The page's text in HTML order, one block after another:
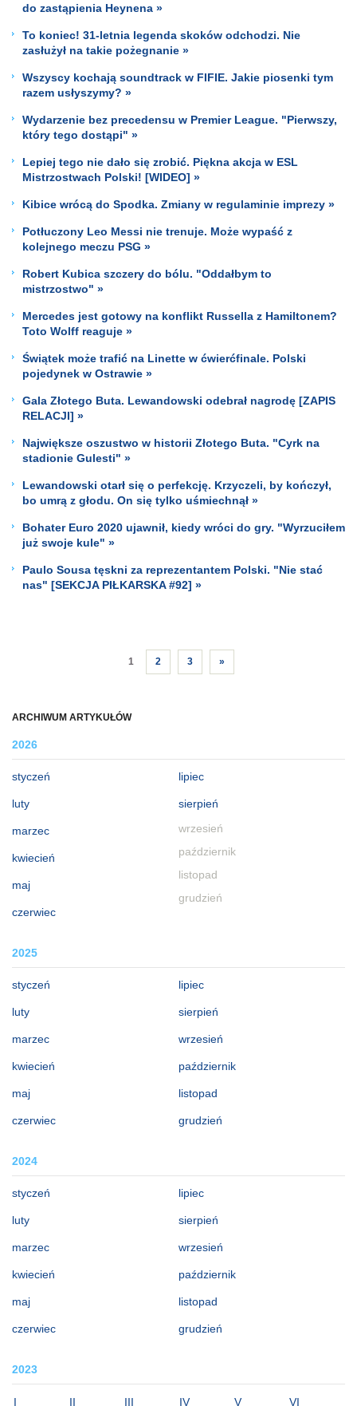
ARCHIWUM ARTYKUŁÓW
2026
styczeń
luty
marzec
kwiecień
maj
czerwiec
lipiec
sierpień
wrzesień
październik
listopad
grudzień
2025
styczeń
luty
marzec
kwiecień
maj
czerwiec
lipiec
sierpień
wrzesień
październik
listopad
grudzień
2024
styczeń
luty
marzec
kwiecień
maj
czerwiec
lipiec
sierpień
wrzesień
październik
listopad
grudzień
2023
I II III IV V VI
do zastąpienia Heynena »
To koniec! 31-letnia legenda skoków odchodzi. Nie
zasłużył na takie pożegnanie »
Wszyscy kochają soundtrack w FIFIE. Jakie piosenki tym
razem usłyszymy? »
Wydarzenie bez precedensu w Premier League. "Pierwszy,
który tego dostąpi" »
Lepiej tego nie dało się zrobić. Piękna akcja w ESL
Mistrzostwach Polski! [WIDEO] »
Kibice wrócą do Spodka. Zmiany w regulaminie imprezy »
Potłuczony Leo Messi nie trenuje. Może wypaść z
kolejnego meczu PSG »
Robert Kubica szczery do bólu. "Oddałbym to
mistrzostwo" »
Mercedes jest gotowy na konflikt Russella z Hamiltonem?
Toto Wolff reaguje »
Świątek może trafić na Linette w ćwierćfinale. Polski
pojedynek w Ostrawie »
Gala Złotego Buta. Lewandowski odebrał nagrodę [ZAPIS
RELACJI] »
Największe oszustwo w historii Złotego Buta. "Cyrk na
stadionie Gulesti" »
Lewandowski otarł się o perfekcję. Krzyczeli, by kończył,
bo umrą z głodu. On się tylko uśmiechnął »
Bohater Euro 2020 ujawnił, kiedy wróci do gry. "Wyrzuciłem
już swoje kule" »
Paulo Sousa tęskni za reprezentantem Polski. "Nie stać
nas" [SEKCJA PIŁKARSKA #92] »
1 2 3 »